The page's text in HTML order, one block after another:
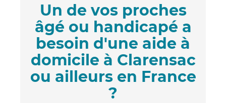
Un de vos proches
âgé ou handicapé a
besoin d'une aide à
domicile à Clarensac
ou ailleurs en France
?